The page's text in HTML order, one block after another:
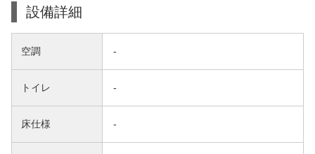
設備詳細
空調 -
トイレ -
床仕様 -